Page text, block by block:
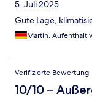
5. Juli 2025
Gute Lage,
Martin, Aufenthalt
Verifizierte Bewertung
10/10 –